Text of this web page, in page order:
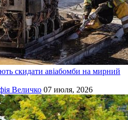
скидати авіабомби на мирний
Величко 07 июля, 2026